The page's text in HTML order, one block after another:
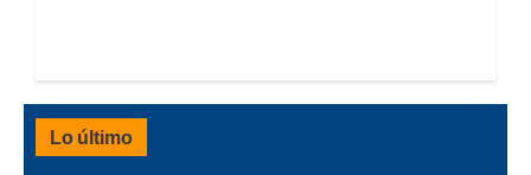
Lo último